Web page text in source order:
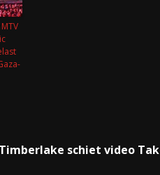
schiet video